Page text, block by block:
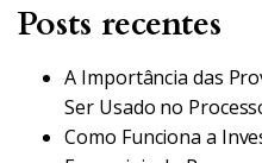
Posts recentes
A Importância das
Ser Usado no
Como Funciona a